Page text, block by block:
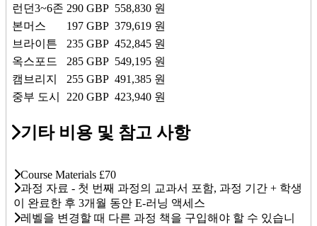
런던3~6존 290 GBP 558,830 원
본머스
197 GBP 379,619 원
브라이튼
235 GBP 452,845 원
옥스포드
285 GBP 549,195 원
캠브리지
255 GBP 491,385 원
중부 도시
220 GBP 423,940 원
기타 비용 및 참고 사항
Course Materials £70
과정 자료 - 첫 번째 과정의 교과서 포함, 과정 기간 + 학생
이 완료한 후 3개월 동안 E-러닝 액세스
레벨을 변경할 때 다른 과정 책을 구입해야 할 수 있습니